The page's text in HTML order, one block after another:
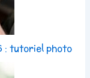
: tutoriel photo